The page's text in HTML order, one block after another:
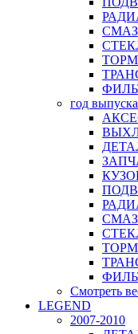
год
Смотреть
LEGEND
2007-2010